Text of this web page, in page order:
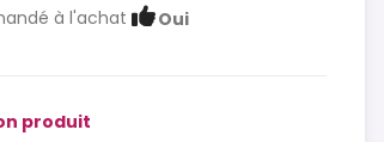
à l'achat Oui
produit